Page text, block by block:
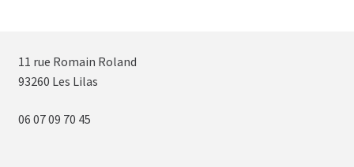
11 rue Romain Roland
93260 Les Lilas
06 07 09 70 45